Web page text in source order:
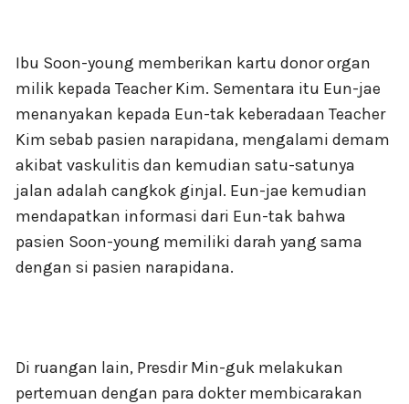
Ibu Soon-young memberikan kartu donor organ
milik kepada Teacher Kim. Sementara itu Eun-jae
menanyakan kepada Eun-tak keberadaan Teacher
Kim sebab pasien narapidana, mengalami demam
akibat vaskulitis dan kemudian satu-satunya
jalan adalah cangkok ginjal. Eun-jae kemudian
mendapatkan informasi dari Eun-tak bahwa
pasien Soon-young memiliki darah yang sama
dengan si pasien narapidana.
Di ruangan lain, Presdir Min-guk melakukan
pertemuan dengan para dokter membicarakan